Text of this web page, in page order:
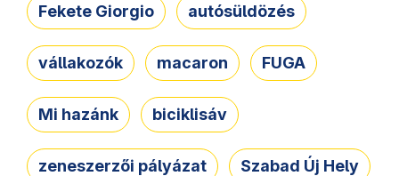
Fekete Giorgio autósüldözés
vállakozók macaron FUGA
Mi hazánk biciklisáv
zeneszerzői pályázat Szabad Új Hely